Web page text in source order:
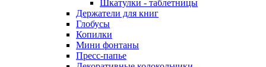
Шкатулки - таблетницы
Держатели для книг
Глобусы
Копилки
Мини фонтаны
Пресс-папье